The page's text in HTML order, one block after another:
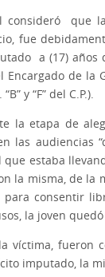
consideró que
fue
a (17)
Encargado de la
y “F” del C.P.).
la etapa de
las audiencias
estaba
la misma, de
consentir
la joven
víctima, fueron
imputado, la